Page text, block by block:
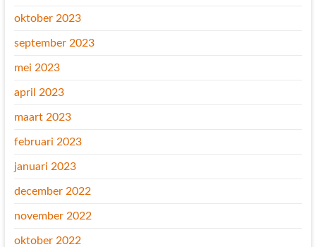
oktober 2023
september 2023
mei 2023
april 2023
maart 2023
februari 2023
januari 2023
december 2022
november 2022
oktober 2022